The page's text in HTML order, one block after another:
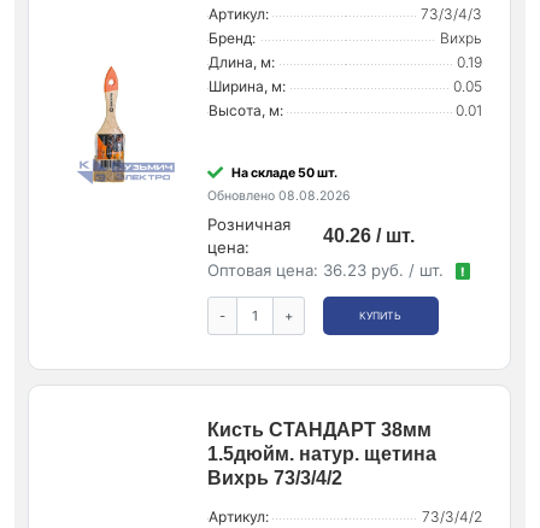
Артикул:
73/3/4/3
Бренд:
Вихрь
Длина, м:
0.19
Ширина, м:
0.05
Высота, м:
0.01
На складе 50 шт.
Обновлено 08.08.2026
Розничная
цена:
40.26 / шт.
Оптовая цена: 36.23 руб. / шт. !
- + КУПИТЬ
Кисть СТАНДАРТ 38мм
1.5дюйм. натур. щетина
Вихрь 73/3/4/2
Артикул:
73/3/4/2